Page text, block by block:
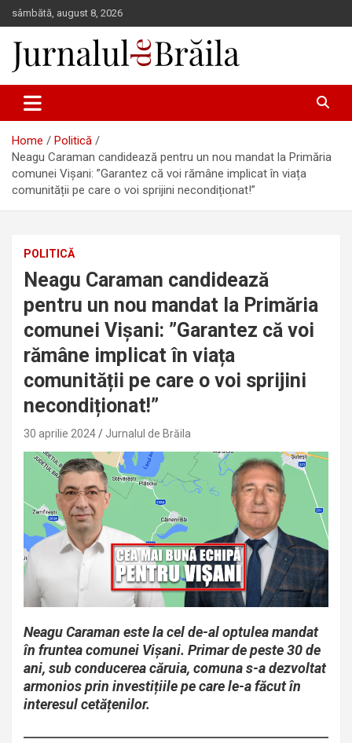
Skip
to
content
sâmbătă, august 8, 2026
Jurnalul de Brăila
Home
Politică
Neagu Caraman candidează pentru un nou mandat la Primăria
comunei Vișani: ”Garantez că voi rămâne implicat în viața
comunității pe care o voi sprijini necondiționat!”
POLITICĂ
Neagu Caraman candidează
pentru un nou mandat la Primăria
comunei Vișani: ”Garantez că voi
rămâne implicat în viața
comunității pe care o voi sprijini
necondiționat!”
30 aprilie 2024 Jurnalul de Brăila
Neagu Caraman este la cel de-al optulea mandat
în fruntea comunei Vișani. Primar de peste 30 de
ani, sub conducerea căruia, comuna s-a dezvoltat
armonios prin investițiile pe care le-a făcut în
interesul cetățenilor.